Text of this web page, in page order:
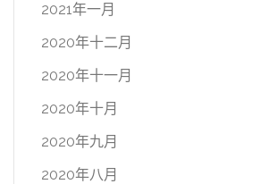
2021年一月
2020年十二月
2020年十一月
2020年十月
2020年九月
2020年八月